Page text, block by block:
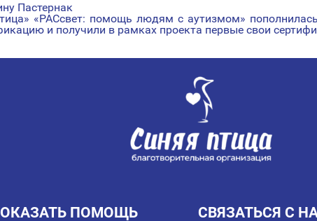
Пастернак
«РАСсвет: помощь людям с аутизмом»
и получили в рамках проекта первые свои
ОКАЗАТЬ ПОМОЩЬ СВЯЗАТЬСЯ С